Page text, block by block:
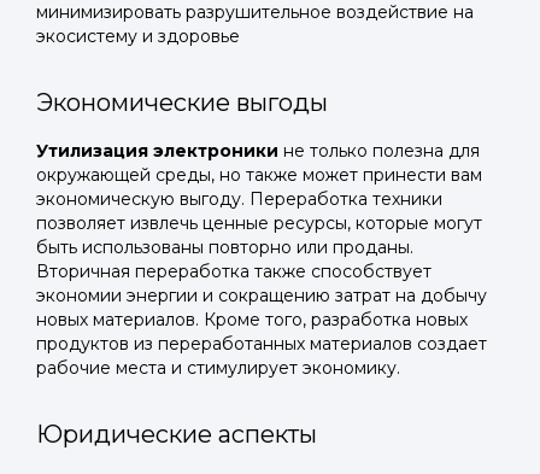
минимизировать разрушительное воздействие на
экосистему и здоровье
Экономические выгоды
Утилизация электроники не только полезна для
окружающей среды, но также может принести вам
экономическую выгоду. Переработка техники
позволяет извлечь ценные ресурсы, которые могут
быть использованы повторно или проданы.
Вторичная переработка также способствует
экономии энергии и сокращению затрат на добычу
новых материалов. Кроме того, разработка новых
продуктов из переработанных материалов создает
рабочие места и стимулирует экономику.
Юридические аспекты